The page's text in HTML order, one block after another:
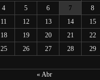
4 5 6 7 8
11 12 13 14 15
18 19 20 21 22
25 26 27 28 29
« Abr